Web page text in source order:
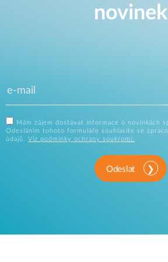
novinek
Mám zájem dostávat informace o novinkách
Odesláním tohoto formuláře souhlasíte se
údajů. Viz podmínky ochrany soukromí.
Odeslat